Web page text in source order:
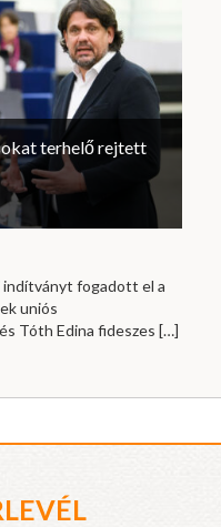
terhelő rejtett
indítványt fogadott el a
uniós
Tóth Edina fideszes […]